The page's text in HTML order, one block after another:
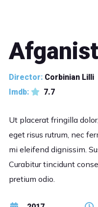
Director: Corbinian Lilli
Imdb:
7.7
Ut placerat fringilla
eget risus rutrum, nec
mi eleifend dignissim.
Curabitur tincidunt
pretium odio.